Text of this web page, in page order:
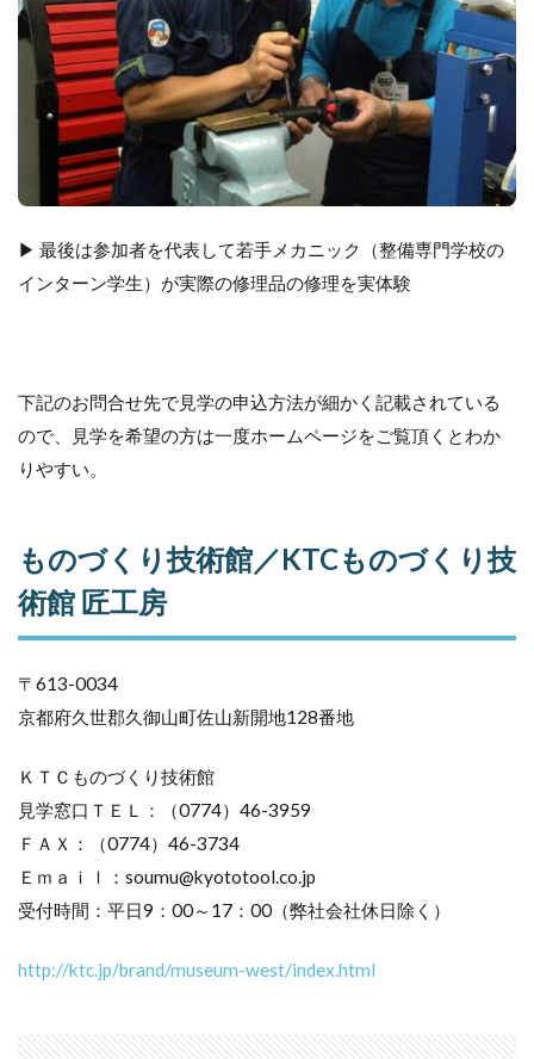
▶ 最後は参加者を代表して若手メカニック（整備専門学校の
インターン学生）が実際の修理品の修理を実体験
下記のお問合せ先で見学の申込方法が細かく記載されている
ので、見学を希望の方は一度ホームページをご覧頂くとわか
りやすい。
ものづくり技術館／KTCものづくり技
術館 匠工房
〒613-0034
京都府久世郡久御山町佐山新開地128番地
ＫＴＣものづくり技術館
見学窓口ＴＥＬ：（0774）46-3959
ＦＡＸ：（0774）46-3734
Ｅｍａｉｌ：soumu@kyototool.co.jp
受付時間：平日9：00～17：00（弊社会社休日除く）
http://ktc.jp/brand/museum-west/index.html